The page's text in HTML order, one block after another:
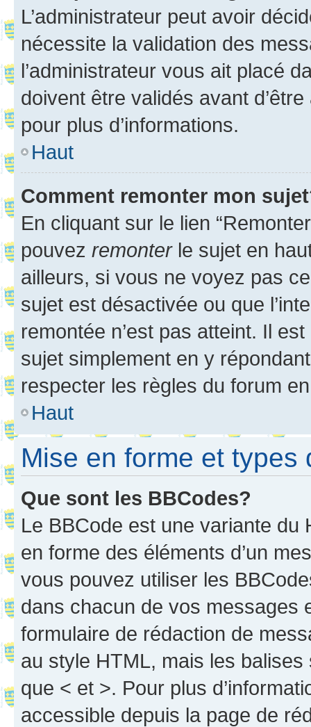
L’administrateur peut avoir
nécessite la validation des
l’administrateur vous ait placé
doivent être validés avant
pour plus d’informations.
Haut
Comment remonter mon
En cliquant sur le lien
pouvez remonterle sujet en
ailleurs, si vous ne voyez pas
sujet est désactivée ou que
remontée n’est pas atteint. Il
sujet simplement en y
respecter les règles du forum
Haut
Mise en forme et types
Que sont les BBCodes?
Le BBCode est une variante du
en forme des éléments d’un
vous pouvez utiliser les
dans chacun de vos messages
formulaire de rédaction de
au style HTML, mais les
que < et >. Pour plus
accessible depuis la page de